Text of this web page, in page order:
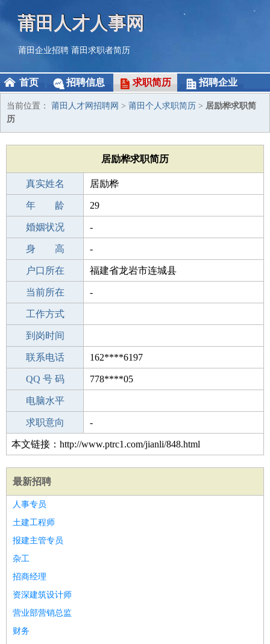
莆田人才人事网
莆田企业招聘 莆田求职者简历
首页 招聘信息 求职简历 招聘企业
当前位置： 莆田人才网招聘网 > 莆田个人求职简历 > 居励桦求职简
历
居励桦求职简历
真实姓名 居励桦
性 别 男
年 龄 29
出生年月 1997-08-06
婚姻状况 -
学 历 初中
身 高 -
毕业学校 宿迁大成双语学校
户口所在 福建省龙岩市连城县
所学专业 -
当前所在 -
工作经验
工作方式
驾 照
到岗时间
期望月薪
联系电话 162****6197
手机号码 162****6197
QQ 号 码 778****05
微信号码
电脑水平
外语水平
求职意向 -
本文链接：http://www.ptrc1.com/jianli/848.html
最新招聘
人事专员
土建工程师
报建主管专员
杂工
招商经理
资深建筑设计师
营业部营销总监
财务